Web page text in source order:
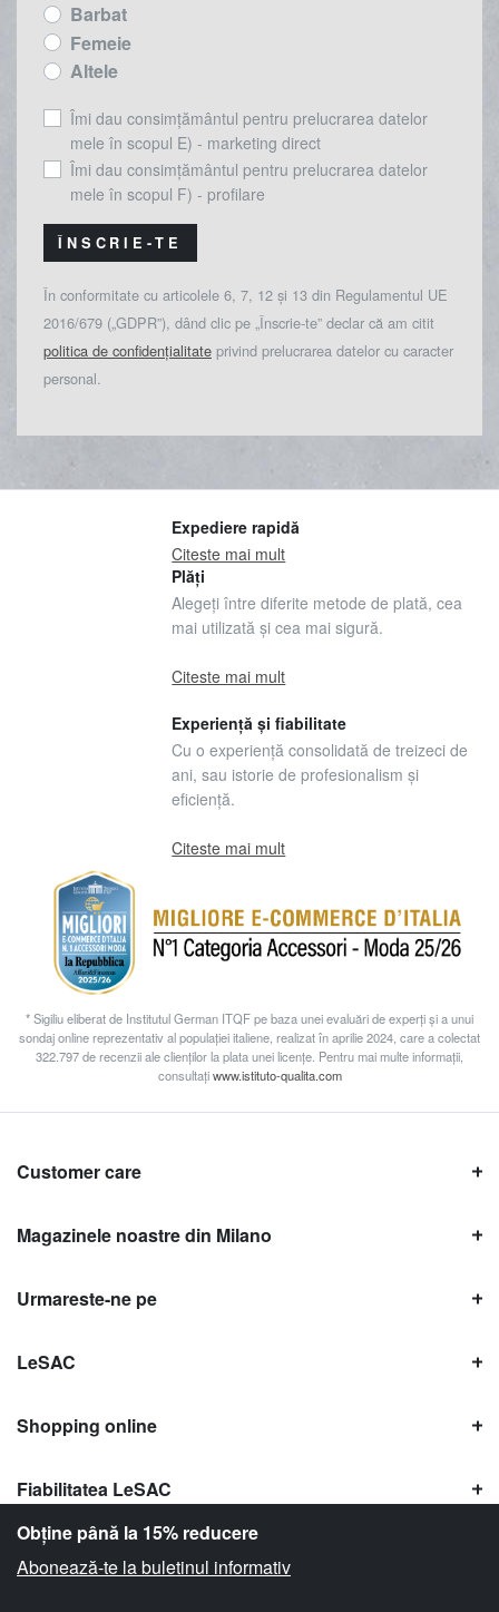
Barbat
Femeie
Altele
Îmi dau consimțământul pentru prelucrarea datelor
mele în scopul E) - marketing direct
Îmi dau consimțământul pentru prelucrarea datelor
mele în scopul F) - profilare
ÎNSCRIE-TE
În conformitate cu articolele 6, 7, 12 și 13 din Regulamentul UE
2016/679 („GDPR”), dând clic pe „Înscrie-te” declar că am citit
politica de confidențialitate privind prelucrarea datelor cu caracter
personal.
Obține până la 15% reducere
Abonează-te la buletinul informativ
Expediere rapidă
Citeste mai mult
Plăți
Alegeți între diferite metode de plată, cea
mai utilizată și cea mai sigură.
Citeste mai mult
Experiență și fiabilitate
Cu o experiență consolidată de treizeci de
ani, sau istorie de profesionalism și
eficiență.
Citeste mai mult
* Sigiliu eliberat de Institutul German ITQF pe baza unei evaluări de experți și a unui
sondaj online reprezentativ al populației italiene, realizat în aprilie 2024, care a colectat
322.797 de recenzii ale clienților la plata unei licențe. Pentru mai multe informații,
consultațiwww.istituto-qualita.com
Customer care
Magazinele noastre din Milano
Urmareste-ne pe
LeSAC
Shopping online
Fiabilitatea LeSAC
Copyright © Le SAC s.r.l. | PI 10954380159 |